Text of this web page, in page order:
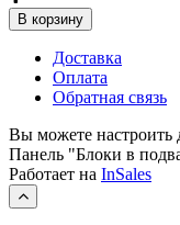
В корзину
Доставка
Оплата
Обратная связь
Вы можете
Панель "Блоки в
Работает на InSales